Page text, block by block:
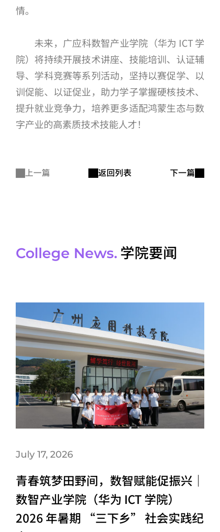
情。
未来，广应科数智产业学院（华为 ICT 学
院）将持续开展技术讲座、技能培训、认证辅
导、学科竞赛等系列活动，坚持以赛促学、以
训促能、以证促业，助力学子掌握硬核技术、
提升就业竞争力，培养更多适配鸿蒙生态与数
字产业的高素质技术技能人才！
上一篇 返回列表 下一篇
College News. 学院要闻
July 17, 2026
青春筑梦田野间，数智赋能促振兴｜
数智产业学院（华为 ICT 学院）
2026 年暑期 “三下乡” 社会实践纪